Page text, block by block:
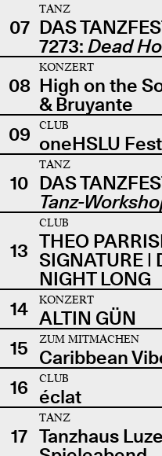
07
TANZ
DAS
7273: Dead
08
KONZERT
High on the
& Bruyante
09
CLUB
oneHSLU
10
TANZ
DAS
Tanz-
13
CLUB
THEO
SIGNATURE |
NIGHT LONG
14
KONZERT
ALTIN GÜN
15
ZUM MITMACHEN
Caribbean
16
CLUB
éclat
17
TANZ
Tanzhaus